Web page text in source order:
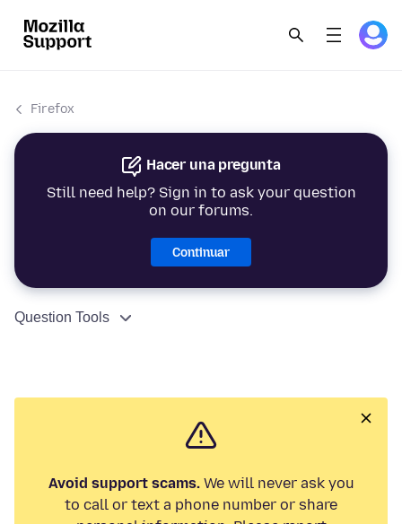
Firefox
Hacer una pregunta
Still need help? Sign in to ask your question
on our forums.
Continuar
Question Tools
Avoid support scams.We will never ask you
to call or text a phone number or share